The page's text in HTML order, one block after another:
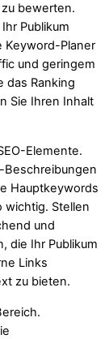
bewerten.
Publikum
Keyword-Planer
und geringem
das Ranking
Sie Ihren Inhalt
Elemente.
Beschreibungen
Hauptkeywords
wichtig. Stellen
und
die Ihr Publikum
Links
zu bieten.